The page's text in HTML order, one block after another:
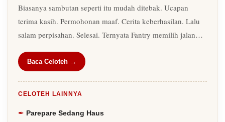
Biasanya sambutan seperti itu mudah ditebak. Ucapan
terima kasih. Permohonan maaf. Cerita keberhasilan. Lalu
salam perpisahan. Selesai. Ternyata Fantry memilih jalan…
Baca Celoteh →
CELOTEH LAINNYA
Parepare Sedang Haus